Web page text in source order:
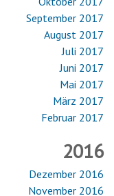
September 2017
August 2017
Juli 2017
Juni 2017
Mai 2017
März 2017
Februar 2017
2016
Dezember 2016
November 2016